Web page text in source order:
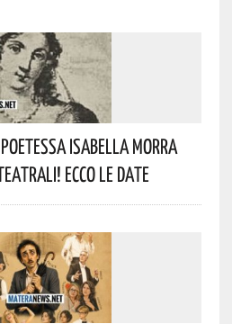
Isabella Morra
Ecco Le Date